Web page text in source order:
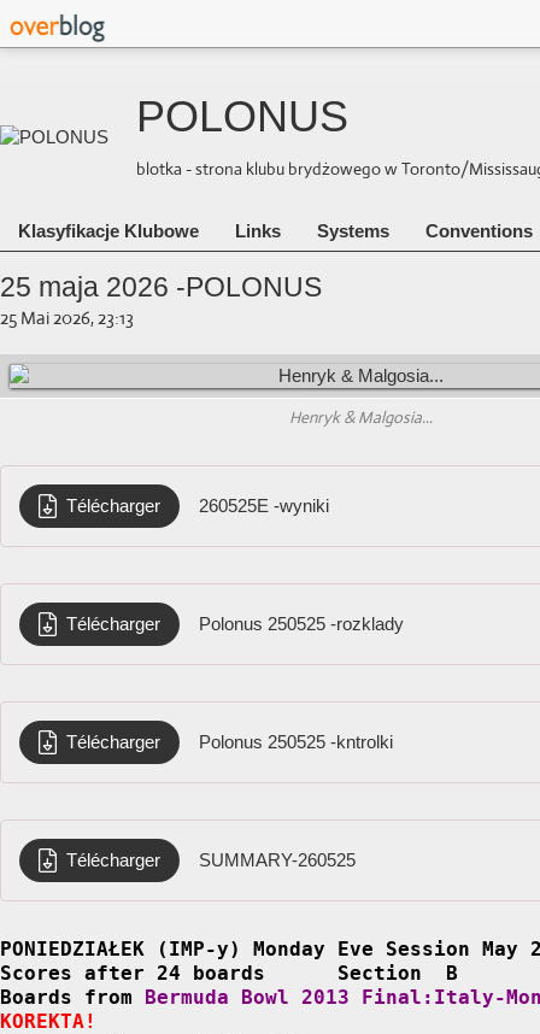
POLONUS
blotka - strona klubu brydżowego w Toronto/
Klasyfikacje Klubowe Links Systems Conventions
25 maja 2026 -POLONUS
25 Mai 2026, 23:13
Henryk & Malgosia...
Télécharger 260525E -wyniki
Télécharger Polonus 250525 -rozklady
Télécharger Polonus 250525 -kntrolki
Télécharger SUMMARY-260525
PONIEDZIAŁEK (IMP-y) Monday Eve Session May
Scores after 24 boards      Section  B
Boards from Bermuda Bowl 2013 Final:Italy-
KOREKTA!